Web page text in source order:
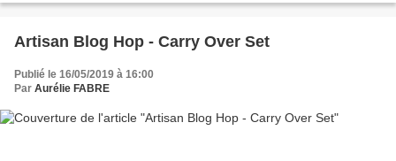
Artisan Blog Hop - Carry Over Set
Publié le 16/05/2019 à 16:00
Par Aurélie FABRE